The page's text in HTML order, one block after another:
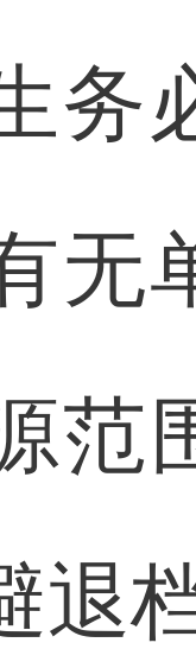
必
无
范
退